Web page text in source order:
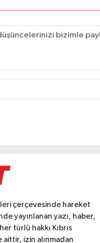
çerçevesinde hareket
yayınlanan yazı, haber,
türlü hakkı Kıbrıs
aittir, izin alınmadan